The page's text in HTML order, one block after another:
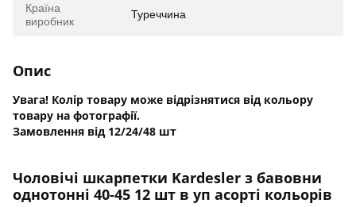
Країна
виробник
Туреччина
Опис
Увага! Колір товару може відрізнятися від кольору
товару на фотографії.
Замовлення від 12/24/48 шт
Чоловічі шкарпетки Kardesler з бавовни
однотонні 40-45 12 шт в уп асорті кольорів